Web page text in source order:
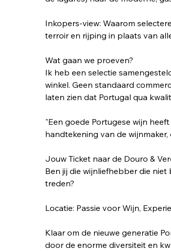
Inkopers-view: Waarom
terroir en rijping in plaats van
Wat gaan we proeven?
Ik heb een selectie
winkel. Geen standaard
laten zien dat Portugal qua
"Een goede Portugese wijn
handtekening van de
Jouw Ticket naar de Douro &
Ben jij die wijnliefhebber die
treden?
Locatie: Passie voor Wijn,
Klaar om de nieuwe generatie
door de enorme diversiteit en